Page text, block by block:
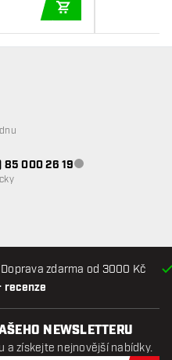
recenze
Doprava zdarma od 3000 Kč
servis nedostupný
85 000 26 19Zákaznický servis
NEWSLETTERU
a získejte nejnovější nabídky.